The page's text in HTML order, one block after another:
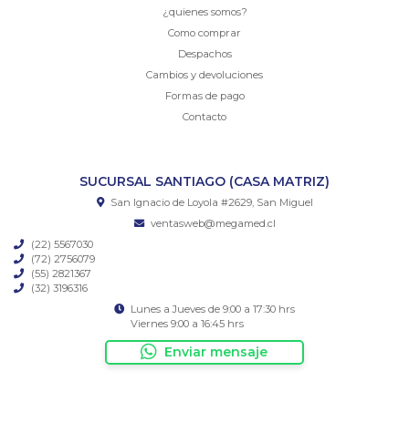
¿quienes somos?
Como comprar
Despachos
Cambios y devoluciones
Formas de pago
Contacto
SUCURSAL SANTIAGO (CASA MATRIZ)
San Ignacio de Loyola #2629, San Miguel
ventasweb@megamed.cl
(22) 5567030
(72) 2756079
(55) 2821367
(32) 3196316
Lunes a Jueves de 9:00 a 17:30 hrs
Viernes 9:00 a 16:45 hrs
Enviar mensaje